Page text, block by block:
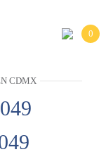
0
CDMX